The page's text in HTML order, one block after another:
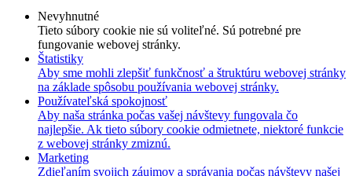
Nevyhnutné
Tieto súbory cookie nie sú voliteľné. Sú potrebné pre
fungovanie webovej stránky.
Štatistiky
Aby sme mohli zlepšiť funkčnosť a štruktúru webovej stránky
na základe spôsobu používania webovej stránky.
Používateľská spokojnosť
Aby naša stránka počas vašej návštevy fungovala čo
najlepšie. Ak tieto súbory cookie odmietnete, niektoré funkcie
z webovej stránky zmiznú.
Marketing
Zdieľaním svojich záujmov a správania počas návštevy našej